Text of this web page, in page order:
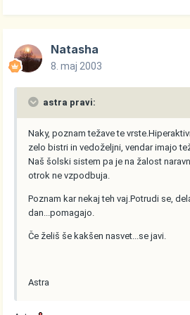
Natasha
8. maj 2003
astra pravi:
Naky, poznam težave te
zelo bistri in vedoželjni, vendar imajo
Naš šolski sistem pa je na žalost
otrok ne vzpodbuja.
Poznam kar nekaj teh vaj.Potrudi se,
dan...pomagajo.
Če želiš še kakšen nasvet...se javi.
Astra